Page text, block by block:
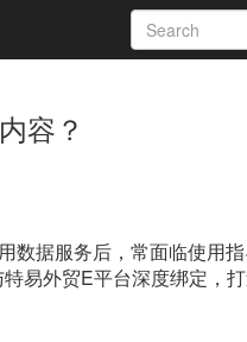
容？
数据服务后，常面临使用
易外贸E平台深度绑定，